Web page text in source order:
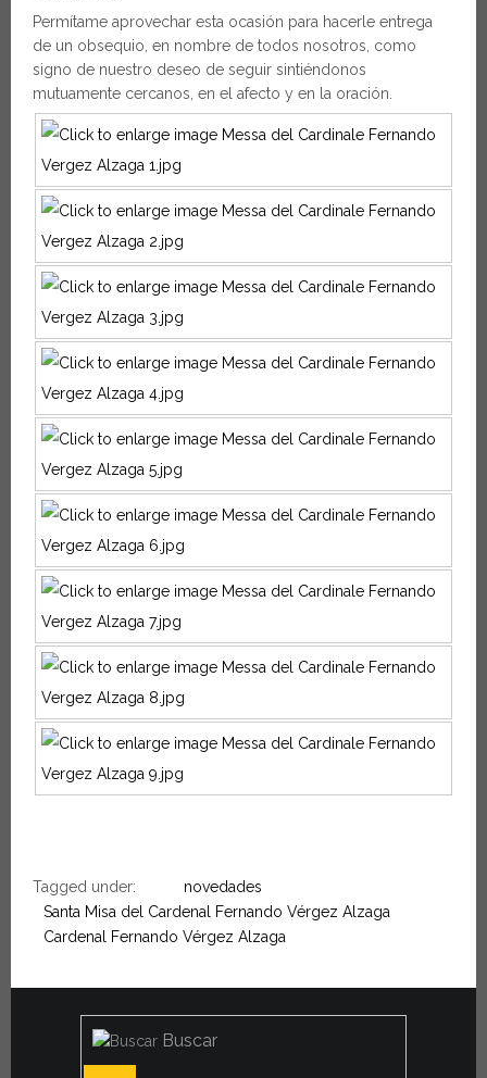
Permítame aprovechar esta ocasión para hacerle entrega
de un obsequio, en nombre de todos nosotros, como
signo de nuestro deseo de seguir sintiéndonos
mutuamente cercanos, en el afecto y en la oración.
Tagged under:
novedades
Santa Misa del Cardenal Fernando Vérgez Alzaga
Cardenal Fernando Vérgez Alzaga
Buscar